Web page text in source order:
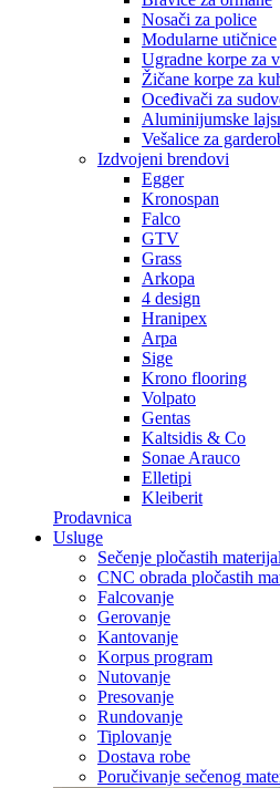
Nosači za police
Modularne utičnice
Ugradne korpe za
Žičane korpe za
Oceđivači za
Aluminijumske
Vešalice za
Izdvojeni brendovi
Egger
Kronospan
Falco
GTV
Grass
Arkopa
4 design
Hranipex
Arpa
Sige
Krono flooring
Volpato
Gentas
Kaltsidis & Co
Sonae Arauco
Elletipi
Kleiberit
Prodavnica
Usluge
Sečenje pločastih
CNC obrada pločastih
Falcovanje
Gerovanje
Kantovanje
Korpus program
Nutovanje
Presovanje
Rundovanje
Tiplovanje
Dostava robe
Poručivanje sečenog